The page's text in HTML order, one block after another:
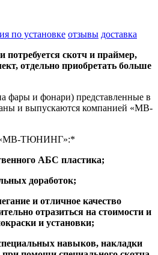
по установке отзывы доставка
потребуется скотч и праймер,
отдельно приобретать больше
фары и фонари) представленные в
и выпускаются компанией «МВ-
«МВ-ТЮНИНГ»:*
АБС пластика;
доработок;
и отличное качество
отразиться на стоимости и
и установки;
навыков, накладки